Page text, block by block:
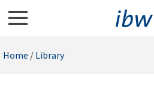
Home / Library